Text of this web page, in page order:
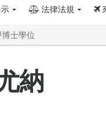
法律法規
士學位
納